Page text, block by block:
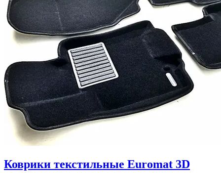
Коврики текстильные Euromat 3D